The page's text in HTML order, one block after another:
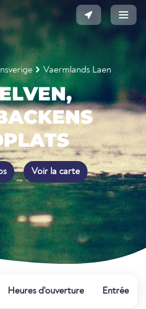
Vaermlands Laen
Voir la carte
Heures d'ouverture Entrée